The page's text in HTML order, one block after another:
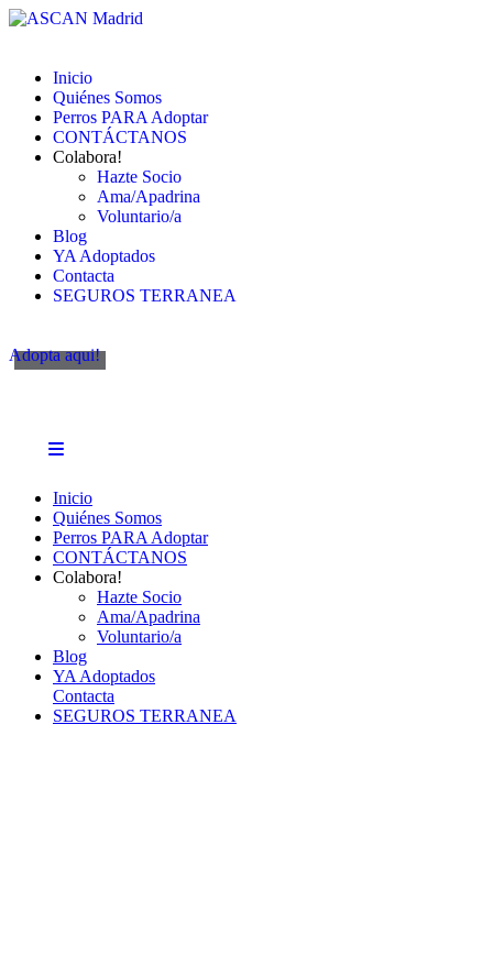
Inicio
Quiénes Somos
Perros PARA Adoptar
CONTÁCTANOS
Colabora!
Hazte Socio
Ama/Apadrina
Voluntario/a
Blog
YA Adoptados
Contacta
SEGUROS TERRANEA
Adopta aqui!
Inicio
Quiénes Somos
Perros PARA Adoptar
CONTÁCTANOS
Colabora!
Hazte Socio
Ama/Apadrina
Voluntario/a
Blog
YA Adoptados
Contacta
SEGUROS TERRANEA